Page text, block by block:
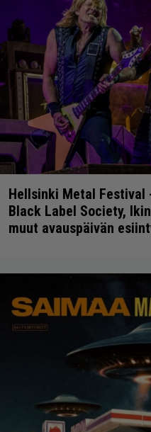
Hellsinki Metal Festival
Black Label Society,
muut avauspäivän